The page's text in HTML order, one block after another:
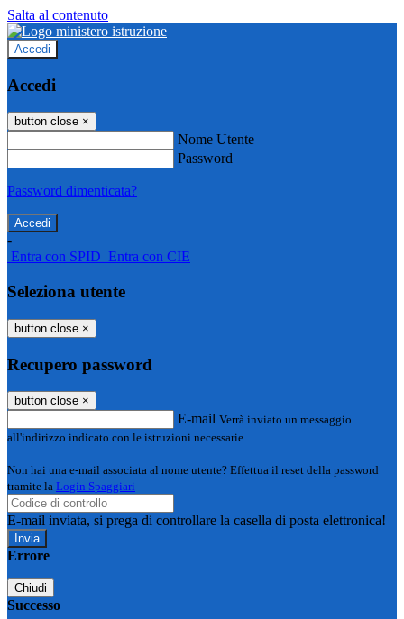
Salta al contenuto
Accedi
Accedi
button close ×
Nome Utente
Password
Password dimenticata?
-
Entra con SPID Entra con CIE
Seleziona utente
button close ×
Recupero password
button close ×
E-mail Verrà inviato un messaggio
all'indirizzo indicato con le istruzioni necessarie.
Non hai una e-mail associata al nome utente? Effettua il reset della password
tramite la Login Spaggiari
E-mail inviata, si prega di controllare la casella di posta elettronica!
Errore
Chiudi
Successo